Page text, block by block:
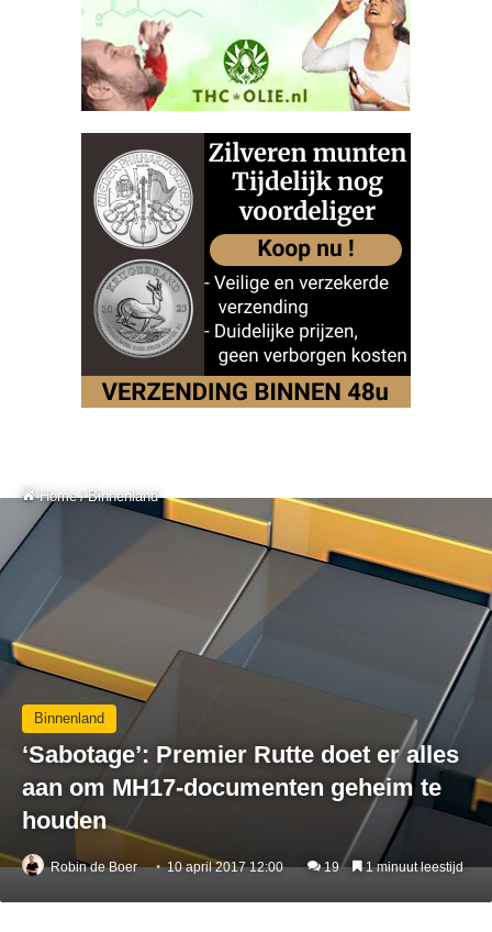
Home / Binnenland
Binnenland
‘Sabotage’: Premier Rutte doet er alles
aan om MH17-documenten geheim te
houden
Robin de Boer 10 april 2017 12:00 19 1 minuut leestijd